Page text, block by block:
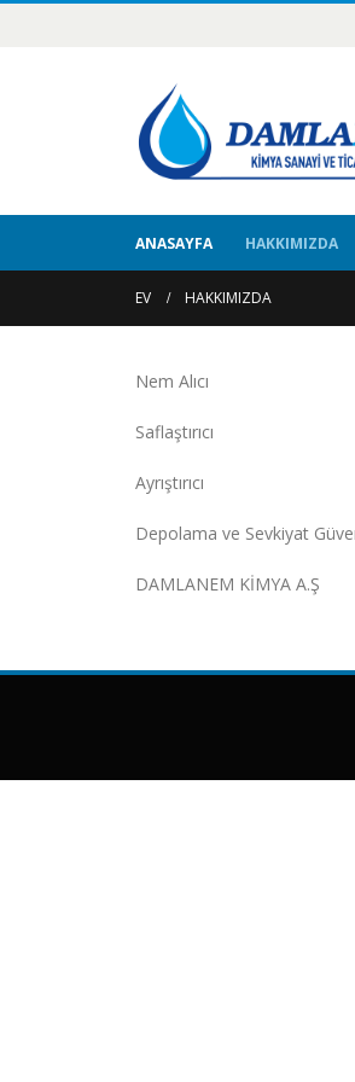
ANASAYFA HAKKIMIZDA
EV HAKKIMIZDA
Nem Alıcı
Saflaştırıcı
Ayrıştırıcı
Depolama ve Sevkiyat
DAMLANEM KİMYA A.Ş